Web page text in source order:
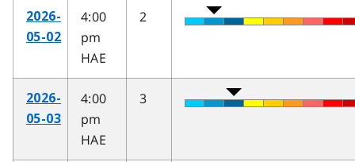
2026-
05-02
4:00
pm
HAE
2
2026-
05-03
4:00
pm
HAE
3